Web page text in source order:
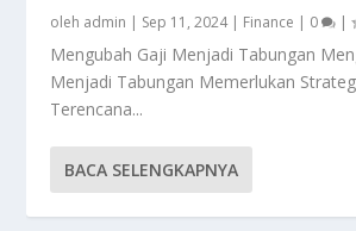
oleh admin | Sep 11, 2024| Finance | 0 |
Mengubah Gaji Menjadi Tabungan
Menjadi Tabungan Memerlukan
Terencana...
BACA SELENGKAPNYA